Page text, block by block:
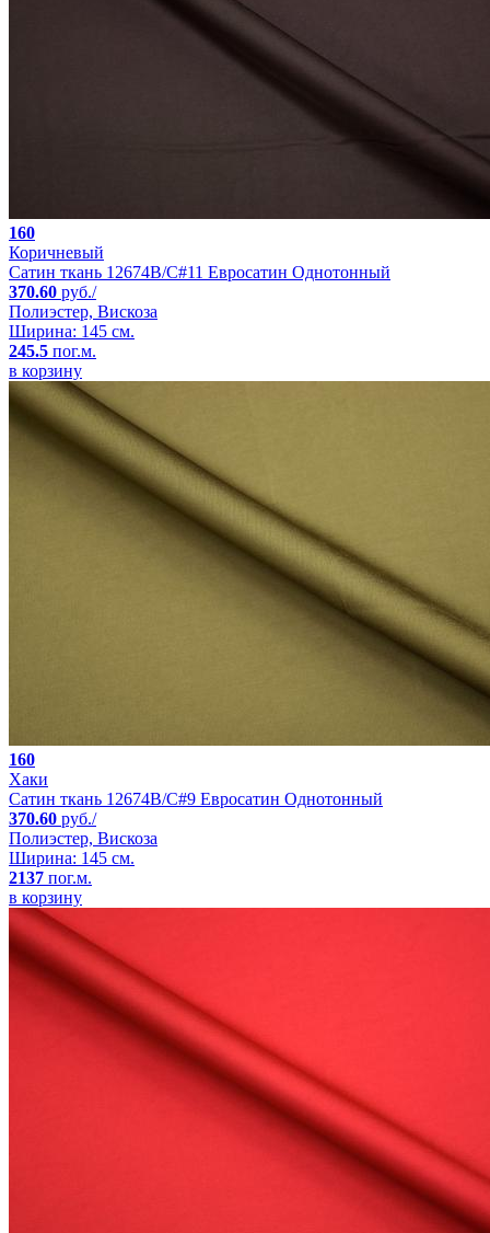
160
Коричневый
Сатин ткань 12674B/C#11 Евросатин Однотонный
370.60 руб./
Полиэстер, Вискоза
Ширина: 145 см.
245.5 пог.м.
в корзину
160
Хаки
Сатин ткань 12674B/C#9 Евросатин Однотонный
370.60 руб./
Полиэстер, Вискоза
Ширина: 145 см.
2137 пог.м.
в корзину